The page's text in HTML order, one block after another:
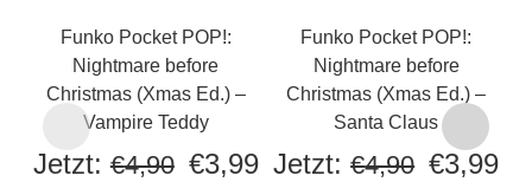
Funko Pocket POP!:
Nightmare before
Christmas (Xmas Ed.) –
Vampire Teddy
Jetzt: €4,90 Ursprünglicher
€3,99Aktueller
Funko Pocket POP!:
Nightmare before
Christmas (Xmas Ed.) –
Santa Claus
Jetzt: €4,90 €3,99